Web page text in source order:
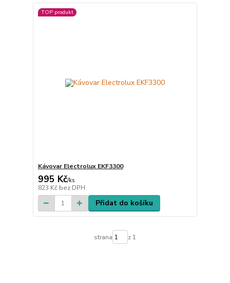
TOP produkt
Kávovar Electrolux EKF3300
995 Kč/ks
823 Kč bez DPH
Přidat do košíku
strana z 1